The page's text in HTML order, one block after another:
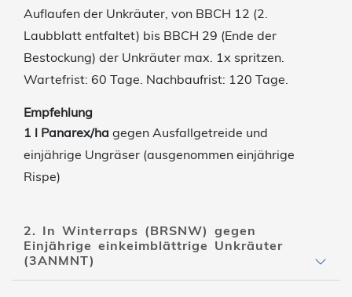
Auflaufen der Unkräuter, von BBCH 12 (2.
Laubblatt entfaltet) bis BBCH 29 (Ende der
Bestockung) der Unkräuter max. 1x spritzen.
Wartefrist: 60 Tage. Nachbaufrist: 120 Tage.
Empfehlung
1 l Panarex/ha gegen Ausfallgetreide und
einjährige Ungräser (ausgenommen einjährige
Rispe)
2. In Winterraps (BRSNW) gegen
Einjährige einkeimblättrige Unkräuter
(3ANMNT)